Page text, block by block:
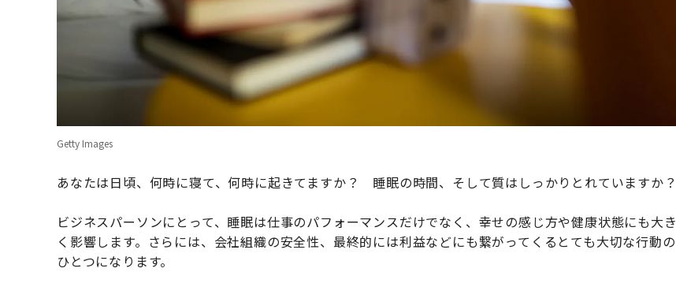
Getty Images
あなたは日頃、何時に寝て、何時に起きてますか？ 睡眠の時間、そして質はしっかりとれていますか？
ビジネスパーソンにとって、睡眠は仕事のパフォーマンスだけでなく、幸せの感じ方や健康状態にも大き
く影響します。さらには、会社組織の安全性、最終的には利益などにも繋がってくるとても大切な行動の
ひとつになります。